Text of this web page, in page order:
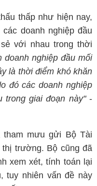
thấp như hiện nay,
doanh nghiệp đầu
với nhau trong thời
doanh nghiệp đầu mối
là thời điểm khó khăn
đó các doanh nghiệp
trong giai đoạn này" -
mưu gửi Bộ Tài
trường. Bộ cũng đã
xem xét, tính toán lại
tuy nhiên vấn đề này